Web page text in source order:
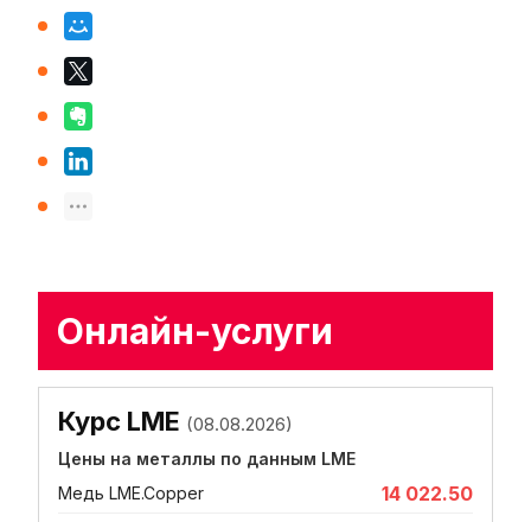
Онлайн-услуги
Курс LME (08.08.2026)
Цены на металлы по данным LME
Медь LME.Copper
14 022.50